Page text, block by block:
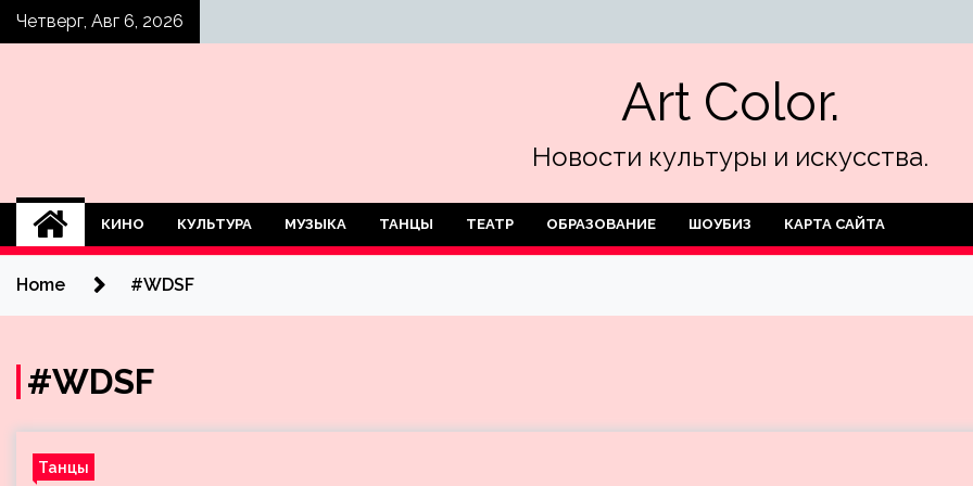
SkipЧетверг, Авг 6, 2026
Art Color.
Новости культуры и искусства.
КИНО КУЛЬТУРА МУЗЫКА ТАНЦЫ ТЕАТР ОБРАЗОВАНИЕ ШОУБИЗ КАРТА САЙТА
Home #WDSF
#WDSF
Танцы